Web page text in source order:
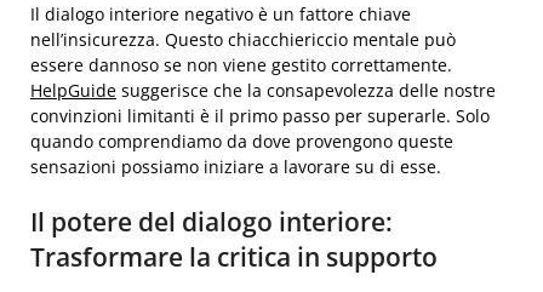
Il dialogo interiore negativo è un fattore chiave
nell’insicurezza. Questo chiacchiericcio mentale può
essere dannoso se non viene gestito correttamente.
HelpGuide suggerisce che la consapevolezza delle nostre
convinzioni limitanti è il primo passo per superarle. Solo
quando comprendiamo da dove provengono queste
sensazioni possiamo iniziare a lavorare su di esse.
Il potere del dialogo interiore:
Trasformare la critica in supporto